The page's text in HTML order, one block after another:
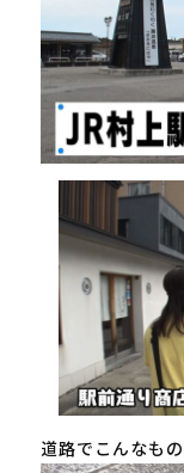
道路でこんなも